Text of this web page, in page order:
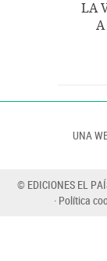
LA
A
UNA
© EDICIONES EL
Política